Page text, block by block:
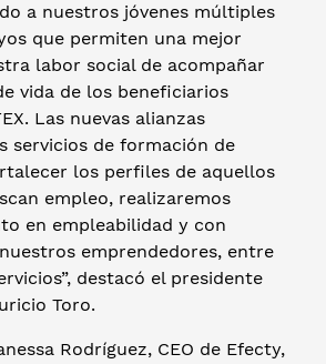
a nuestros jóvenes múltiples
que permiten una mejor
labor social de acompañar
vida de los beneficiarios
Las nuevas alianzas
servicios de formación de
los perfiles de aquellos
empleo, realizaremos
en empleabilidad y con
emprendedores, entre
destacó el presidente
Toro.
Rodríguez, CEO de Efecty,